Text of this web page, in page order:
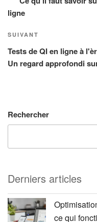
ligne
Article
suivant
SUIVANT
Tests de QI en ligne à
Un regard approfondi
Rechercher
Derniers articles
ce qui